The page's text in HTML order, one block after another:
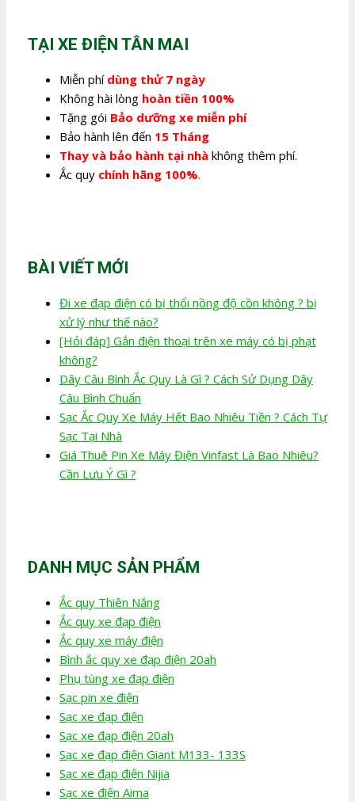
TẠI XE ĐIỆN TÂN MAI
Miễn phí dùng thử 7 ngày
Không hài lòng hoàn tiền 100%
Tặng gói Bảo dưỡng xe miễn phí
Bảo hành lên đến 15 Tháng
Thay và bảo hành tại nhà không thêm phí.
Ắc quy chính hãng 100%.
BÀI VIẾT MỚI
Đi xe đạp điện có bị thổi nồng độ cồn không ? bị
xử lý như thế nào?
[Hỏi đáp] Gắn điện thoại trên xe máy có bị phạt
không?
Dây Câu Bình Ắc Quy Là Gì ? Cách Sử Dụng Dây
Câu Bình Chuẩn
Sạc Ắc Quy Xe Máy Hết Bao Nhiêu Tiền ? Cách Tự
Sạc Tại Nhà
Giá Thuê Pin Xe Máy Điện Vinfast Là Bao Nhiêu?
Cần Lưu Ý Gì ?
DANH MỤC SẢN PHẨM
Ắc quy Thiên Năng
Ắc quy xe đạp điện
Ắc quy xe máy điện
Bình ắc quy xe đạp điện 20ah
Phụ tùng xe đạp điện
Sạc pin xe điện
Sạc xe đạp điện
Sạc xe đạp điện 20ah
Sạc xe đạp điện Giant M133- 133S
Sạc xe đạp điện Nijia
Sạc xe điện Aima